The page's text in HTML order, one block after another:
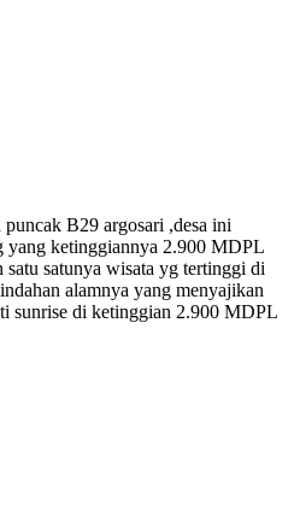
B29 argosari ,desa ini
yang ketinggiannya 2.900 MDPL
satunya wisata yg tertinggi di
alamnya yang menyajikan
sunrise di ketinggian 2.900 MDPL